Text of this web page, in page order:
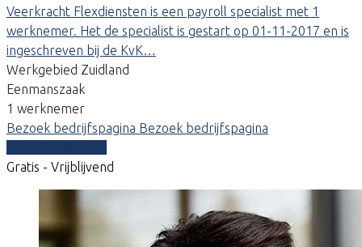
Veerkracht Flexdiensten is een payroll specialist met 1
werknemer. Het de specialist is gestart op 01-11-2017 en is
ingeschreven bij de KvK…
Werkgebied Zuidland
Eenmanszaak
1 werknemer
Bezoek bedrijfspagina Bezoek bedrijfspagina
Gratis - Vrijblijvend